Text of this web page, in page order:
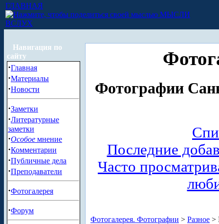
ГЛАВНАЯ
МЫСЛИ
ВСЛУХ
Навигация по
сайту
·Главная
·Материалы
·Новости
·Заметки
·Литературные
заметки
·Особое мнение
·Комментарии
·Публичные дела
·Преподаватели
·Фотогалерея
·Форум
Фотографии
Последние
Часто
Фотогалерея. Фотографии > Разное >